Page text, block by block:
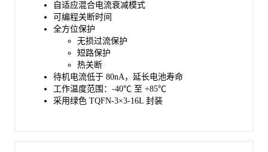
自适应混合电流衰减模式
可编程关断时间
全方位保护
无损过流保护
短路保护
热关断
待机电流低于 80nA，延长电池寿命
工作温度范围：-40℃ 至 +85℃
采用绿色 TQFN-3×3-16L 封装